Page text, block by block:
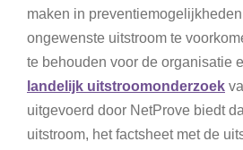
maken in
ongewenste uitstroom te
te behouden voor de organisatie
landelijk uitstroomonderzoek
uitgevoerd door NetProve biedt
uitstroom, het factsheet met de